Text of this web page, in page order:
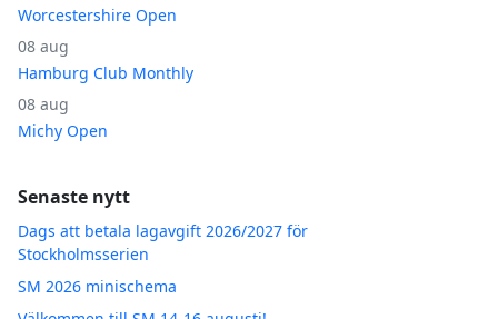
Worcestershire Open
08 aug
Hamburg Club Monthly
08 aug
Michy Open
Senaste nytt
Dags att betala lagavgift 2026/2027 för
Stockholmsserien
SM 2026 minischema